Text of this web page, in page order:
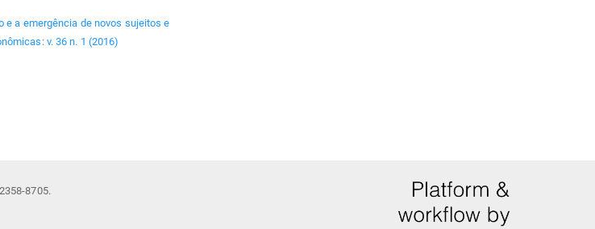
e a emergência de novos sujeitos e
v. 36 n. 1 (2016)
8705.